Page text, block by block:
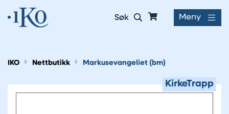
Søk Meny
IKO Nettbutikk Markusevangeliet (bm)
KirkeTrapp